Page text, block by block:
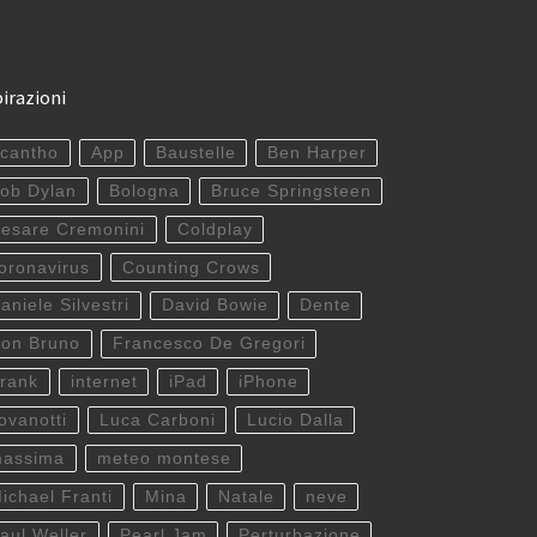
App Baustelle Ben Harper
Dylan Bologna Bruce Springsteen
Cremonini Coldplay
Counting Crows
Silvestri David Bowie Dente
Bruno Francesco De Gregori
internet iPad iPhone
Luca Carboni Lucio Dalla
meteo montese
Franti Mina Natale neve